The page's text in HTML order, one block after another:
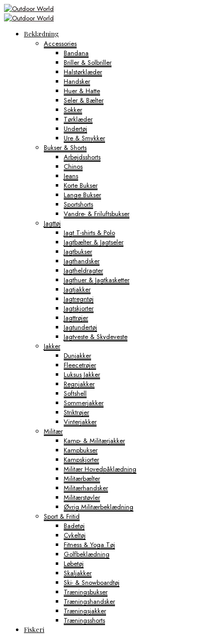
Beklædning
Accessories
Bandana
Briller & Solbriller
Halstørklæder
Handsker
Huer & Hatte
Seler & Bælter
Sokker
Tørklæder
Undertøj
Ure & Smykker
Bukser & Shorts
Arbejdsshorts
Chinos
Jeans
Korte Bukser
Lange Bukser
Sportshorts
Vandre- & Friluftsbukser
Jagttøj
Jagt T-shirts & Polo
Jagtbælter & Jagtseler
Jagtbukser
Jagthandsker
Jagtheldragter
Jagthuer & Jagtkasketter
Jagtjakker
Jagtregntøj
Jagtskjorter
Jagttrøjer
Jagtundertøj
Jagtveste & Skydeveste
Jakker
Dunjakker
Fleecetrøjer
Luksus Jakker
Regnjakker
Softshell
Sommerjakker
Striktrøjer
Vinterjakker
Militær
Kamp- & Militærjakker
Kampbukser
Kampskjorter
Militær Hovedpåklædning
Militærbælter
Militærhandsker
Militærstøvler
Øvrig Militærbeklædning
Sport & Fritid
Badetøj
Cykeltøj
Fitness & Yoga Tøj
Golfbeklædning
Løbetøj
Skaljakker
Ski- & Snowboardtøj
Træningsbukser
Træningshandsker
Træningsjakker
Træningsshorts
Fiskeri